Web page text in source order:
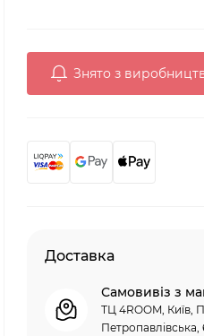
Знято з
Доставка
Самовивіз з
ТЦ 4ROOM, Київ,
Петропавлівська,